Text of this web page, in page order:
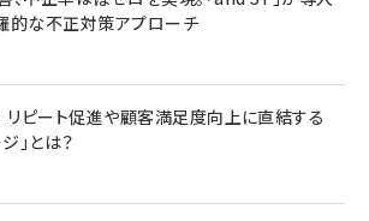
的な不正対策アプローチ
リピート促進や顧客満足度向上に直結する
」とは？